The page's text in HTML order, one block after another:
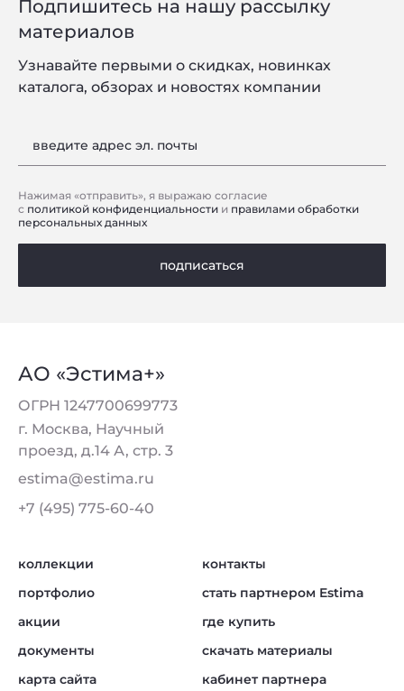
Подпишитесь на нашу рассылку
материалов
Узнавайте первыми о скидках, новинках
каталога, обзорах и новостях компании
введите адрес эл. почты
Нажимая «отправить», я выражаю согласие
с политикой конфиденциальности и правилами обработки
персональных данных
подписаться
АО «Эстима+»
ОГРН 1247700699773
г. Москва, Научный
проезд, д.14 А, стр. 3
estima@estima.ru
+7 (495) 775-60-40
коллекции
портфолио
акции
документы
карта сайта
контакты
стать партнером Estima
где купить
скачать материалы
кабинет партнера